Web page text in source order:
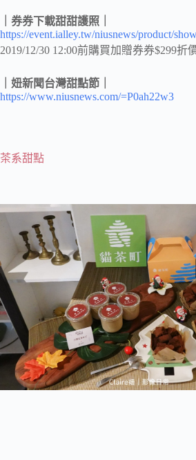
｜券券下載甜甜護照｜
https://event.ialley.tw/niusnews/product/
2019/12/30 12:00前購買加贈券券$299折
｜妞新聞台灣甜點節｜
https://www.niusnews.com/=P0ah22w3
茶系甜點